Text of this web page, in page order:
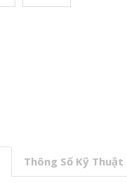
Thông Số Kỹ Thuật